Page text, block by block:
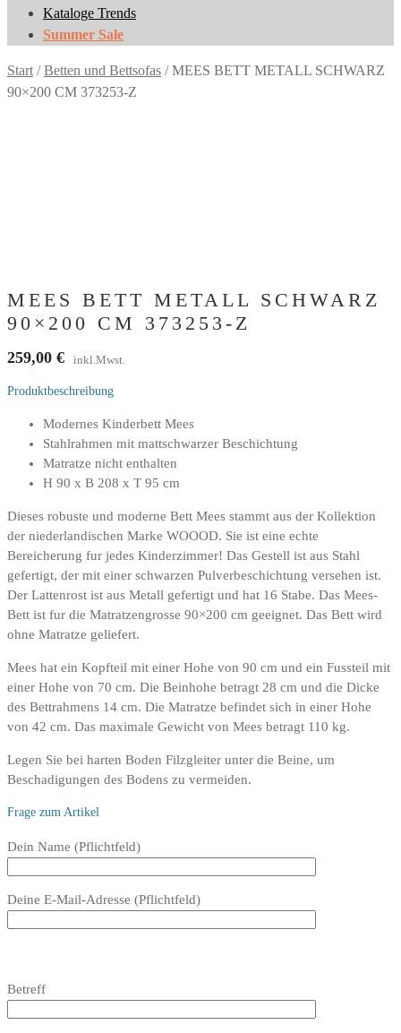
Kataloge Trends
Summer Sale
Start /Betten und Bettsofas /MEES BETT METALL SCHWARZ
90×200 CM 373253-Z
MEES BETT METALL SCHWARZ
90×200 CM 373253-Z
259,00 € inkl.Mwst.
Produktbeschreibung
Modernes Kinderbett Mees
Stahlrahmen mit mattschwarzer Beschichtung
Matratze nicht enthalten
H 90 x B 208 x T 95 cm
Dieses robuste und moderne Bett Mees stammt aus der Kollektion
der niederlandischen Marke WOOOD. Sie ist eine echte
Bereicherung fur jedes Kinderzimmer! Das Gestell ist aus Stahl
gefertigt, der mit einer schwarzen Pulverbeschichtung versehen ist.
Der Lattenrost ist aus Metall gefertigt und hat 16 Stabe. Das Mees-
Bett ist fur die Matratzengrosse 90×200 cm geeignet. Das Bett wird
ohne Matratze geliefert.
Mees hat ein Kopfteil mit einer Hohe von 90 cm und ein Fussteil mit
einer Hohe von 70 cm. Die Beinhohe betragt 28 cm und die Dicke
des Bettrahmens 14 cm. Die Matratze befindet sich in einer Hohe
von 42 cm. Das maximale Gewicht von Mees betragt 110 kg.
Legen Sie bei harten Boden Filzgleiter unter die Beine, um
Beschadigungen des Bodens zu vermeiden.
Frage zum Artikel
Bitte
Feld
Dein Name (Pflichtfeld)
Deine E-Mail-Adresse (Pflichtfeld)
dieses
lasse
Betreff